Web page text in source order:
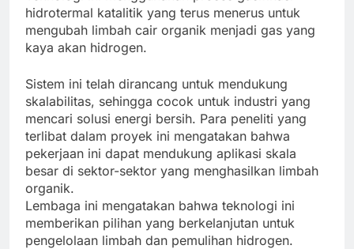
hidrotermal katalitik yang terus menerus untuk
mengubah limbah cair organik menjadi gas yang
kaya akan hidrogen.
Sistem ini telah dirancang untuk mendukung
skalabilitas, sehingga cocok untuk industri yang
mencari solusi energi bersih. Para peneliti yang
terlibat dalam proyek ini mengatakan bahwa
pekerjaan ini dapat mendukung aplikasi skala
besar di sektor-sektor yang menghasilkan limbah
organik.
Lembaga ini mengatakan bahwa teknologi ini
memberikan pilihan yang berkelanjutan untuk
pengelolaan limbah dan pemulihan hidrogen.